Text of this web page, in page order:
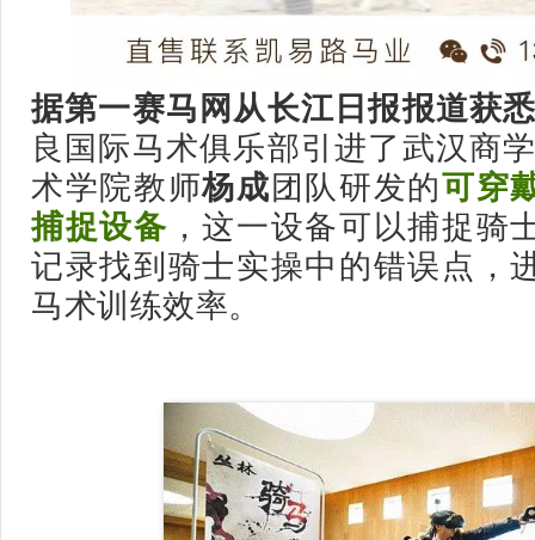
据第一赛马网从长江日报报道获
良国际马术俱乐部引进了武汉商
术学院教师杨成团队研发的可穿
捕捉设备 ，这一设备可以捕捉骑
记录找到骑士实操中的错误点，
马术训练效率。